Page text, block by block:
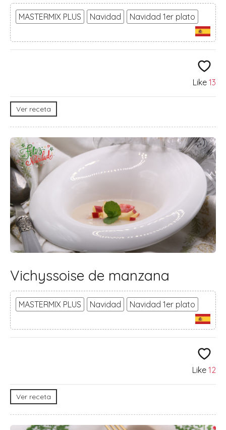
MASTERMIX PLUS Navidad Navidad 1er plato
Like 13
Ver receta
Vichyssoise de manzana
MASTERMIX PLUS Navidad Navidad 1er plato
Like 12
Ver receta